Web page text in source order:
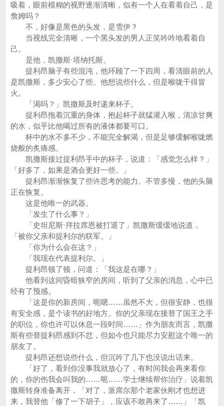
吸着，眼前模糊的视野逐渐清晰，似有一个人在看着自己，是
詹姆吗？
不，好像是黑色的头发，是雪伊？
当视线完全清晰，一个黑头发的男人正笑吟吟地看着自
己。
是他，凯撒斯·塔纳托斯。
提利昂脑子有些混沌，他环顾了一下四周，看清眼前的人
是凯撒斯，多少安心了些。他想说些什么，但是喉咙干得冒
火。
「渴吗？」凯撒斯及时递来杯子。
提利昂拖着沉重的身体，抱起杯子就猛灌入喉，清凉甘爽
的水，似乎比他喝过所有的液体都要可口。
杯中的水不多不少，不能完全解渴，但是足够缓解喉咙燃
烧般的炙痛感。
凯撒斯接过提利昂手中的杯子，说道：「感觉怎么样？」
「好多了，如果是酒会更好一些。」
提利昂渐渐恢复了些许思考的能力。不管多慢，他的头脑
正在恢复。
这是他唯一的武器。
「发生了什么事？」
「史坦尼斯·拜拉席恩被打退了」凯撒斯缓缓地说道，
「被你父亲和提利尔的联军。」
「你为什么会在这？」
「我现在代表提利尔。」
提利昂顿了顿，问道：「我这是在哪？」
他看到这间昏暗狭窄的房间，听到了父亲的消息，心中已
经有了预感。
「这是你的新房间，呃嗯……虽然不大，但很安静，也很
有安全感，是个读书的好地方。你的父亲现在接替了国王之手
的职位，你也许可以休息一段时间……」作为朋友而言，凯撒
斯有些替提利昂感到不忿，但如今也只能尽力安慰这个唯一的
朋友了。
提利昂还想说些什么，但沉吟了几下也没说出话来。
「好了，看到你没事我就放心了，有时间我会再来看你
的，你的伤我会叫我的……呃……学士继续帮你治疗」说着凯
撒斯转身准备离开，「对了，派席尔那个老家伙刚才也想进
来，我替他「修了一下胡子」，应该不敢再来了……」「凯